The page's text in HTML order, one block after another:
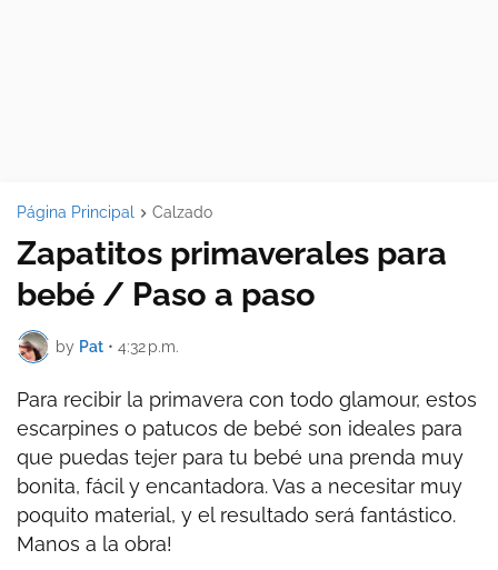
Página Principal Calzado
Zapatitos primaverales para
bebé / Paso a paso
by Pat • 4:32 p.m.
Para recibir la primavera con todo glamour, estos
escarpines o patucos de bebé son ideales para
que puedas tejer para tu bebé una prenda muy
bonita, fácil y encantadora. Vas a necesitar muy
poquito material, y el resultado será fantástico.
Manos a la obra!